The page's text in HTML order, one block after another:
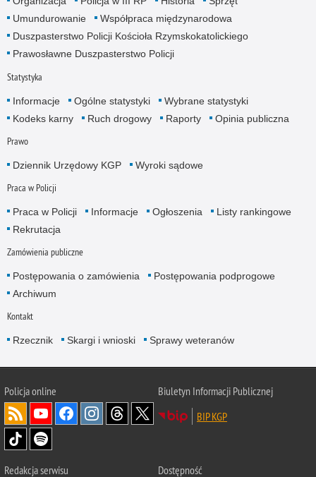
Umundurowanie
Współpraca międzynarodowa
Duszpasterstwo Policji Kościoła Rzymskokatolickiego
Prawosławne Duszpasterstwo Policji
Statystyka
Informacje Ogólne statystyki
Wybrane statystyki
Kodeks karny
Ruch drogowy Raporty Opinia publiczna
Prawo
Dziennik Urzędowy KGP Wyroki sądowe
Praca w Policji
Praca w Policji Informacje Ogłoszenia
Listy rankingowe
Rekrutacja
Zamówienia publiczne
Postępowania o zamówienia
Postępowania podprogowe
Archiwum
Kontakt
Rzecznik Skargi i wnioski Sprawy weteranów
Policjaonline
Biuletyn Informacji Publicznej
BIP KGP
Redakcja serwisu Dostępność